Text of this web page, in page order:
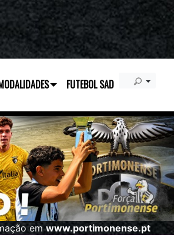
FUTEBOL SAD
emwww.portimonense.pt